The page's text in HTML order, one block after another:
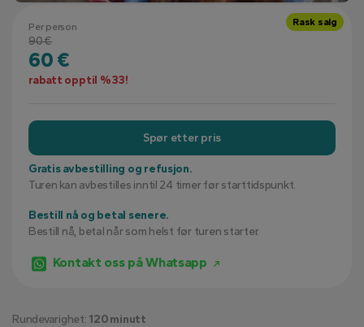
Per person
90 €
60 €
rabatt opptil %33!
Rask salg
Spør etter pris
Gratis avbestilling og refusjon.
Turen kan avbestilles inntil 24 timer før starttidspunkt.
Bestill nå og betal senere.
Bestill nå, betal når som helst før turen starter.
Kontakt oss på Whatsapp
Rundevarighet: 120 minutt